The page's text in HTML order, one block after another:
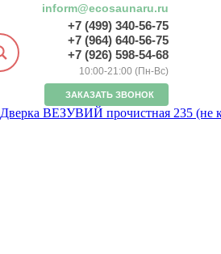
inform@ecosaunaru.ru
+7 (499) 340-56-75
+7 (964) 640-56-75
+7 (926) 598-54-68
10:00-21:00 (Пн-Вс)
ЗАКАЗАТЬ ЗВОНОК
Дверка ВЕЗУВИЙ прочистная 235 (не